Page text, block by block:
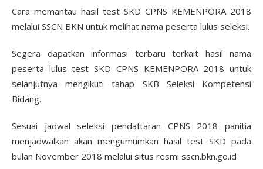
Cara memantau hasil test SKD CPNS KEMENPORA 2018
melalui SSCN BKN untuk melihat nama peserta lulus seleksi.
Segera dapatkan informasi terbaru terkait hasil nama
peserta lulus test SKD CPNS KEMENPORA 2018 untuk
selanjutnya mengikuti tahap SKB Seleksi Kompetensi
Bidang.
Sesuai jadwal seleksi pendaftaran CPNS 2018 panitia
menjadwalkan akan mengumumkan hasil test SKD pada
bulan November 2018 melalui situs resmi sscn.bkn.go.id